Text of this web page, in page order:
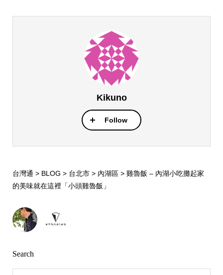
Kikuno
Follow
台灣通 > BLOG > 台北市> 內湖區> 雞魯飯 – 內湖小吃攤起家
的美味就在這裡「小頭雞魯飯」
Search